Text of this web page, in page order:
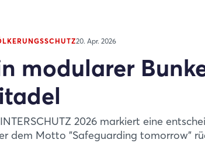
20. Apr. 2026
modularer
2026 markiert eine
dem Motto "Safeguarding tomorrow"